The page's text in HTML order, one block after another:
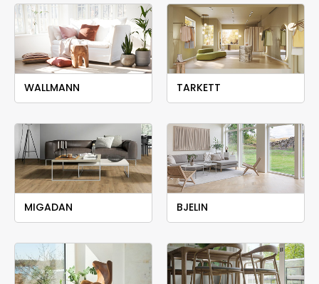
WALLMANN TARKETT
MIGADAN BJELIN